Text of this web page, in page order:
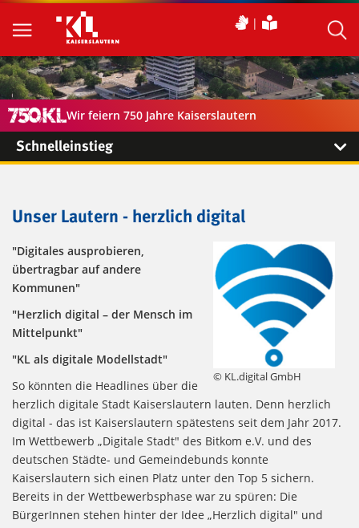
Wir feiern 750 Jahre Kaiserslautern
Schnelleinstieg
Unser Lautern - herzlich digital
© KL.digital GmbH
"Digitales ausprobieren,
übertragbar auf andere
Kommunen"
"Herzlich digital – der Mensch im
Mittelpunkt"
"KL als digitale Modellstadt"
So könnten die Headlines über die
herzlich digitale Stadt Kaiserslautern lauten. Denn herzlich
digital - das ist Kaiserslautern spätestens seit dem Jahr 2017.
Im Wettbewerb „Digitale Stadt" des Bitkom e.V. und des
deutschen Städte- und Gemeindebunds konnte
Kaiserslautern sich einen Platz unter den Top 5 sichern.
Bereits in der Wettbewerbsphase war zu spüren: Die
BürgerInnen stehen hinter der Idee „Herzlich digital" und